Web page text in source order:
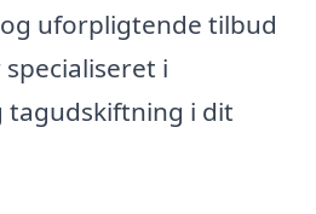
uforpligtende tilbud
i
i dit